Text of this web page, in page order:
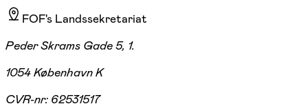
FOF's Landssekretariat
Peder Skrams Gade 5, 1.
1054 København K
CVR-nr: 62531517